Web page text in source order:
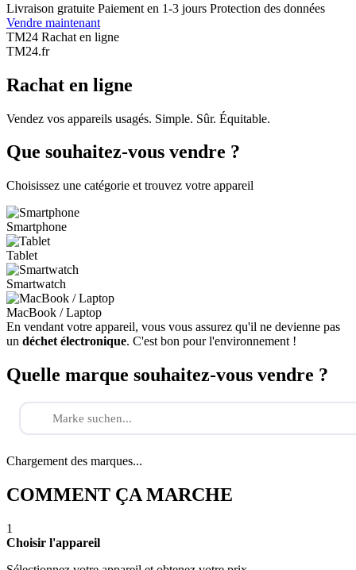
Livraison gratuite Paiement en 1-3 jours Protection des données
Vendre maintenant
TM24 Rachat en ligne
TM24.fr
Rachat en ligne
Vendez vos appareils usagés. Simple. Sûr. Équitable.
Que souhaitez-vous vendre ?
Choisissez une catégorie et trouvez votre appareil
Smartphone
Tablet
Smartwatch
MacBook / Laptop
En vendant votre appareil, vous vous assurez qu'il ne devienne pas
un déchet électronique. C'est bon pour l'environnement !
Quelle marque souhaitez-vous vendre ?
Chargement des marques...
COMMENT ÇA MARCHE
1
Choisir l'appareil